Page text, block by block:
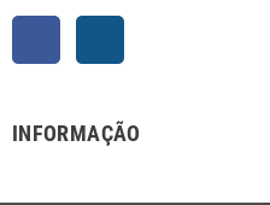
INFORMAÇÃO